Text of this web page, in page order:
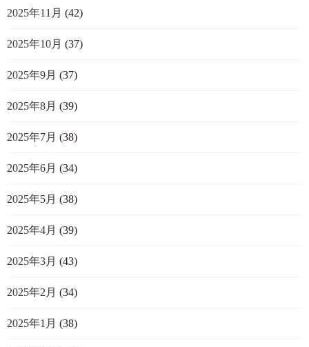
2025年11月 (42)
2025年10月 (37)
2025年9月 (37)
2025年8月 (39)
2025年7月 (38)
2025年6月 (34)
2025年5月 (38)
2025年4月 (39)
2025年3月 (43)
2025年2月 (34)
2025年1月 (38)